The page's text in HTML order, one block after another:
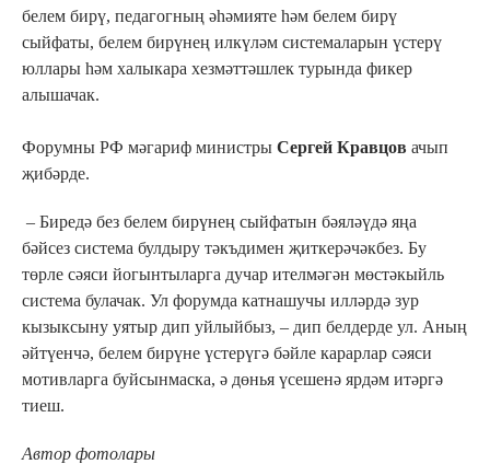
белем бирү, педагогның әһәмияте һәм белем бирү
сыйфаты, белем бирүнең илкүләм системаларын үстерү
юллары һәм халыкара хезмәттәшлек турында фикер
алышачак.
Форумны РФ мәгариф министры Сергей Кравцов ачып
җибәрде.
– Биредә без белем бирүнең сыйфатын бәяләүдә яңа
бәйсез система булдыру тәкъдимен җиткерәчәкбез. Бу
төрле сәяси йогынтыларга дучар ителмәгән мөстәкыйль
система булачак. Ул форумда катнашучы илләрдә зур
кызыксыну уятыр дип уйлыйбыз, – дип белдерде ул. Аның
әйтүенчә, белем бирүне үстерүгә бәйле карарлар сәяси
мотивларга буйсынмаска, ә дөнья үсешенә ярдәм итәргә
тиеш.
Автор фотолары